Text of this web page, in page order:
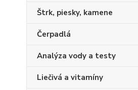
Štrk, piesky, kamene
Čerpadlá
Analýza vody a testy
Liečivá a vitamíny